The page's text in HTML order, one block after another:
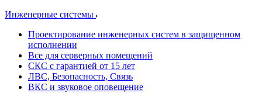
Инженерные системы
Проектирование инженерных систем в защищенном
исполнении
Все для серверных помещений
СКС с гарантией от 15 лет
ЛВС, Безопасность, Связь
ВКС и звуковое оповещение